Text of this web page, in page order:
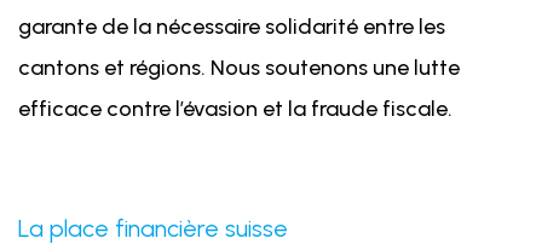
garante de la nécessaire solidarité entre les
cantons et régions. Nous soutenons une lutte
efficace contre l’évasion et la fraude fiscale.
La place financière suisse